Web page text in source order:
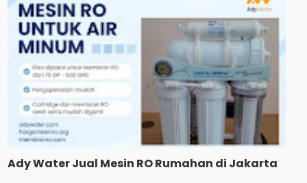
Ady Water Jual Mesin RO Rumahan di Jakarta